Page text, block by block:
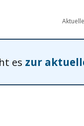
es zur